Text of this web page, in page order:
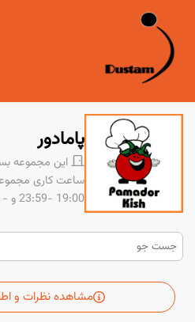
صفحه اصلی
غذا
صفحه اصلی
دوستم
تماس با ما
پامادور
این مجموعه
ساعت کاری
19:00 -23:59
و -
مشاهده نظرات و